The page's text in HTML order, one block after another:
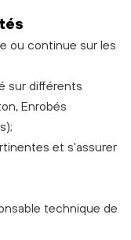
ou continue sur les
sur différents
Enrobés
et s'assurer
technique de